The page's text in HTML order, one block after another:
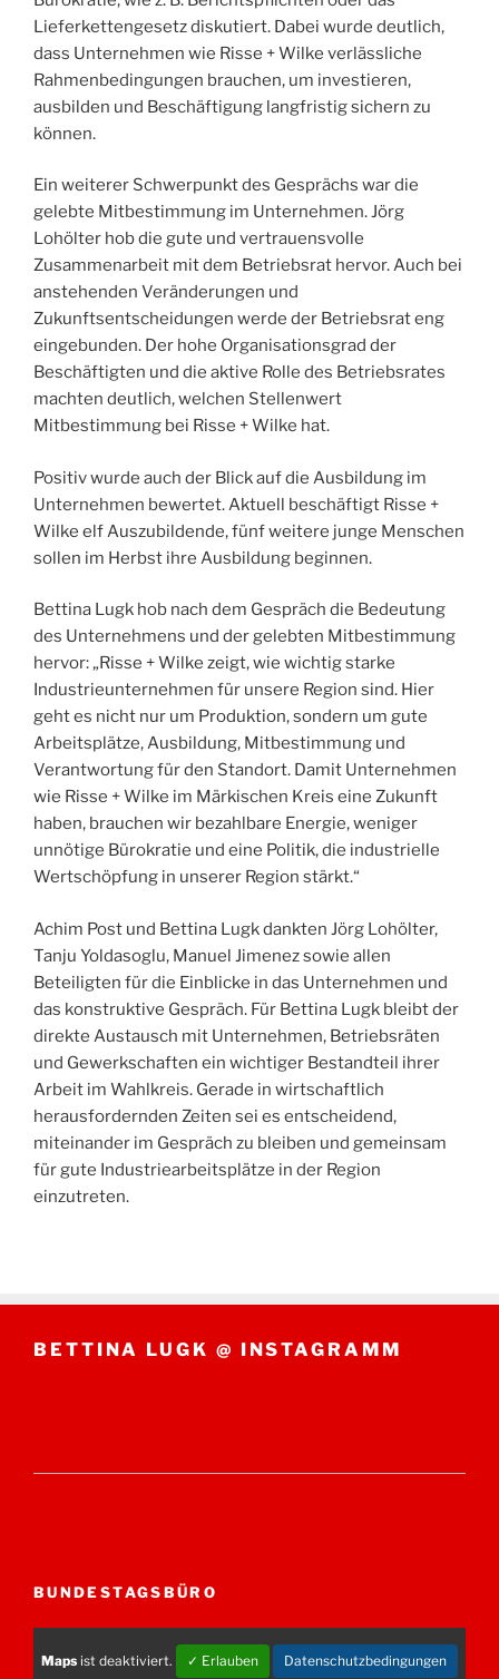
Lieferkettengesetz diskutiert. Dabei wurde deutlich,
dass Unternehmen wie Risse + Wilke verlässliche
Rahmenbedingungen brauchen, um investieren,
ausbilden und Beschäftigung langfristig sichern zu
können.
Ein weiterer Schwerpunkt des Gesprächs war die
gelebte Mitbestimmung im Unternehmen. Jörg
Lohölter hob die gute und vertrauensvolle
Zusammenarbeit mit dem Betriebsrat hervor. Auch bei
anstehenden Veränderungen und
Zukunftsentscheidungen werde der Betriebsrat eng
eingebunden. Der hohe Organisationsgrad der
Beschäftigten und die aktive Rolle des Betriebsrates
machten deutlich, welchen Stellenwert
Mitbestimmung bei Risse + Wilke hat.
Positiv wurde auch der Blick auf die Ausbildung im
Unternehmen bewertet. Aktuell beschäftigt Risse +
Wilke elf Auszubildende, fünf weitere junge Menschen
sollen im Herbst ihre Ausbildung beginnen.
Bettina Lugk hob nach dem Gespräch die Bedeutung
des Unternehmens und der gelebten Mitbestimmung
hervor: „Risse + Wilke zeigt, wie wichtig starke
Industrieunternehmen für unsere Region sind. Hier
geht es nicht nur um Produktion, sondern um gute
Arbeitsplätze, Ausbildung, Mitbestimmung und
Verantwortung für den Standort. Damit Unternehmen
wie Risse + Wilke im Märkischen Kreis eine Zukunft
haben, brauchen wir bezahlbare Energie, weniger
unnötige Bürokratie und eine Politik, die industrielle
Wertschöpfung in unserer Region stärkt.“
Achim Post und Bettina Lugk dankten Jörg Lohölter,
Tanju Yoldasoglu, Manuel Jimenez sowie allen
Beteiligten für die Einblicke in das Unternehmen und
das konstruktive Gespräch. Für Bettina Lugk bleibt der
direkte Austausch mit Unternehmen, Betriebsräten
und Gewerkschaften ein wichtiger Bestandteil ihrer
Arbeit im Wahlkreis. Gerade in wirtschaftlich
herausfordernden Zeiten sei es entscheidend,
miteinander im Gespräch zu bleiben und gemeinsam
für gute Industriearbeitsplätze in der Region
einzutreten.
BETTINA LUGK @ INSTAGRAMM
BUNDESTAGSBÜRO
Maps ist deaktiviert. ✓ Erlauben Datenschutzbedingungen